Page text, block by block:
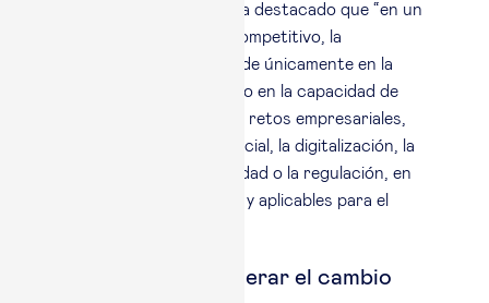
ha destacado que “en un
entorno cada vez más competitivo, la
diferenciación ya no reside únicamente en la
amplitud de la oferta, sino en la capacidad de
transformar los grandes retos empresariales,
como la inteligencia artificial, la digitalización, la
geopolítica, la sostenibilidad o la regulación, en
herramientas concretas y aplicables para el
Formación para liderar el cambio